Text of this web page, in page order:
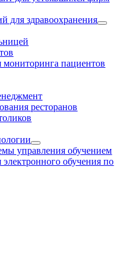
для здравоохранения
пациентов
ресторанов
управления обучением
обучения по